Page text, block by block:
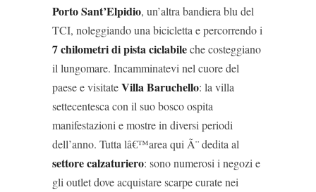
Porto Sant’Elpidio, un’altra bandiera blu del
TCI, noleggiando una bicicletta e percorrendo i
7 chilometri di pista ciclabileche costeggiano
il lungomare. Incamminatevi nel cuore del
paese e visitateVilla Baruchello: la villa
settecentesca con il suo bosco ospita
manifestazioni e mostre in diversi periodi
dell’anno. Tutta lâ€™area qui Ã¨ dedita al
settore calzaturiero: sono numerosi i negozi e
gli outlet dove acquistare scarpe curate nei